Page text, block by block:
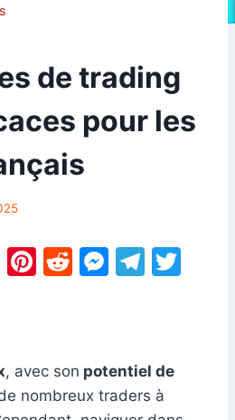
de trading
pour les
G
Pi
st
R
t
M
e
n
T
a
m
, avec son potentiel de
nombreux traders à